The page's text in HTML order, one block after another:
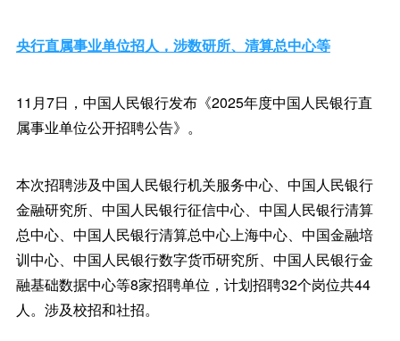
央行直属事业单位招人，涉数研所、清算总中心等
11月7日，中国人民银行发布《2025年度中国人民银行直
属事业单位公开招聘公告》。
本次招聘涉及中国人民银行机关服务中心、中国人民银行
金融研究所、中国人民银行征信中心、中国人民银行清算
总中心、中国人民银行清算总中心上海中心、中国金融培
训中心、中国人民银行数字货币研究所、中国人民银行金
融基础数据中心等8家招聘单位，计划招聘32个岗位共44
人。涉及校招和社招。